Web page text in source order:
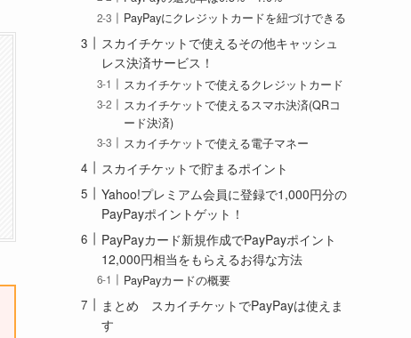
PayPayにクレジットカードを紐づけできる
スカイチケットで使えるその他キャッシュ
レス決済サービス！
スカイチケットで使えるクレジットカード
スカイチケットで使えるスマホ決済(QRコ
ード決済)
スカイチケットで使える電子マネー
スカイチケットで貯まるポイント
Yahoo!プレミアム会員に登録で1,000円分の
PayPayポイントゲット！
PayPayカード新規作成でPayPayポイント
12,000円相当をもらえるお得な方法
PayPayカードの概要
まとめ スカイチケットでPayPayは使えま
す